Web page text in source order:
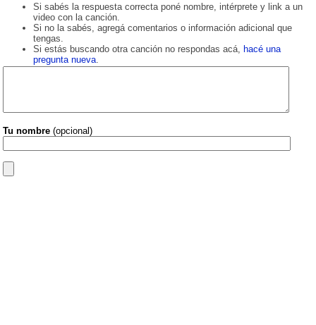
Si sabés la respuesta correcta poné nombre, intérprete y link a un
video con la canción.
Si no la sabés, agregá comentarios o información adicional que
tengas.
Si estás buscando otra canción no respondas acá,
hacé una
pregunta nueva.
Tu nombre (opcional)